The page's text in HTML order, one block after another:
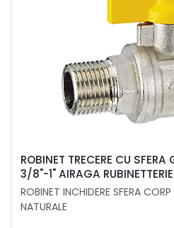
ROBINET TRECERE CU SFERA
3/8"-1" AIRAGA RUBINETTERIE
ROBINET INCHIDERE SFERA
NATURALE